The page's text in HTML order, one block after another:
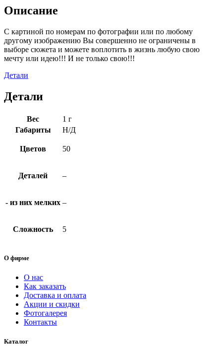
Описание
С картиной по номерам по фотографии или по любому
другому изображению Вы совершенно не ограничены в
выборе сюжета и можете воплотить в жизнь любую свою
мечту или идею!!! И не только свою!!!
Детали
Детали
Вес
1 г
Габариты
Н/Д
Цветов 50
Деталей –
- из них мелких –
Сложность 5
О фирме
О нас
Как заказать
Доставка и оплата
Акции и скидки
Фотогалерея
Контакты
Каталог